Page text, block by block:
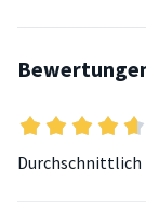
Durchschnittlich